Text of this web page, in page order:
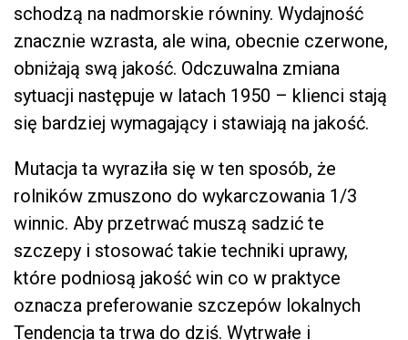
schodzą na nadmorskie równiny. Wydajność
znacznie wzrasta, ale wina, obecnie czerwone,
obniżają swą jakość. Odczuwalna zmiana
sytuacji następuje w latach 1950 – klienci stają
się bardziej wymagający i stawiają na jakość.
Mutacja ta wyraziła się w ten sposób, że
rolników zmuszono do wykarczowania 1/3
winnic. Aby przetrwać muszą sadzić te
szczepy i stosować takie techniki uprawy,
które podniosą jakość win co w praktyce
oznacza preferowanie szczepów lokalnych
Tendencja ta trwa do dziś. Wytrwałe i